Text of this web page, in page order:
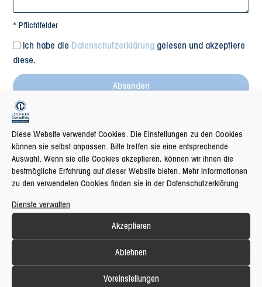
Diese Website verwendet Cookies. Die Einstellungen zu den Cookies
können sie selbst anpassen. Bitte treffen sie eine entsprechende
Auswahl. Wenn sie alle Cookies akzeptieren, können wir ihnen die
bestmögliche Erfahrung auf dieser Website bieten. Mehr Informationen
zu den verwendeten Cookies finden sie in der Datenschutzerklärung.
Dienste verwalten
Akzeptieren
Ablehnen
Voreinstellungen
* Pflichtfelder
Ich habe die Datenschutzerklärung gelesen und akzeptiere
diese.
Absenden
Alternative: